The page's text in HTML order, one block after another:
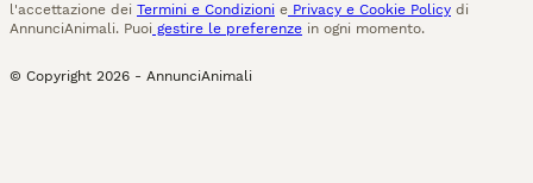
l'accettazione dei Termini e Condizioni e Privacy e Cookie Policy di
AnnunciAnimali. Puoi gestire le preferenze in ogni momento.
© Copyright 2026 - AnnunciAnimali